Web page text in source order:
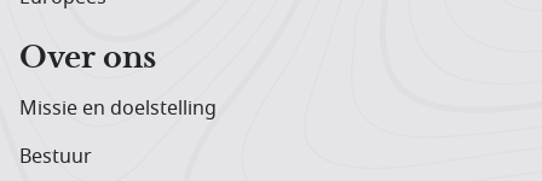
Over ons
Missie en doelstelling
Bestuur